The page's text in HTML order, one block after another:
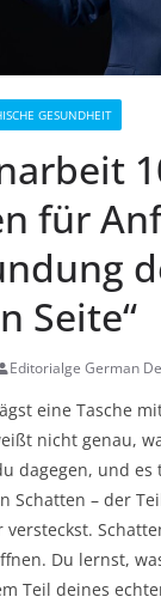
GESUNDHEIT
für
Seite“
Editorialge German
eine Tasche
nicht genau,
dagegen, und es
Schatten – der
Du lernst,
Teil deines